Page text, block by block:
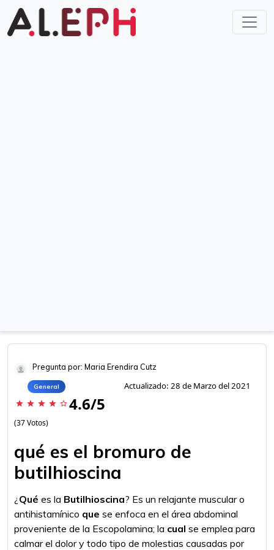
Pregunta por: Maria Erendira Cutz
General Actualizado: 28 de Marzo del 2021
star star star star star_border 4.6/5
(37 Votos)
qué es el bromuro de
butilhioscina
¿ Qué es la Butilhioscina? Es un relajante muscular o
antihistamínico que se enfoca en el área abdominal
proveniente de la Escopolamina; la cual se emplea para
calmar el dolor y todo tipo de molestias causadas por